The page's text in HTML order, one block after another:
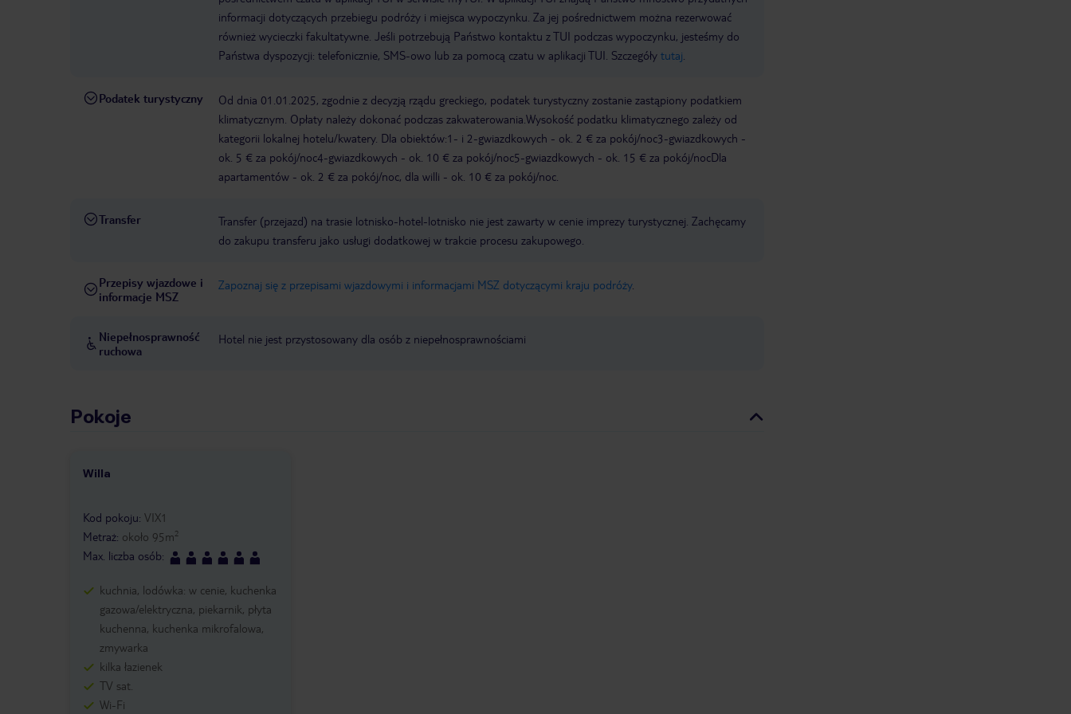
informacji dotyczących przebiegu podróży i miejsca wypoczynku. Za jej pośrednictwem można rezerwować
również wycieczki fakultatywne. Jeśli potrzebują Państwo kontaktu z TUI podczas wypoczynku, jesteśmy do
Państwa dyspozycji: telefonicznie, SMS-owo lub za pomocą czatu w aplikacji TUI. Szczegóły tutaj
Podatek turystyczny
Od dnia 01.01.2025, zgodnie z decyzją rządu greckiego, podatek turystyczny zostanie zastąpiony podatkiem
klimatycznym. Opłaty należy dokonać podczas zakwaterowania.Wysokość podatku klimatycznego zależy od
kategorii lokalnej hotelu/kwatery. Dla obiektów:1- i 2-gwiazdkowych - ok. 2 € za pokój/noc3-gwiazdkowych -
ok. 5 € za pokój/noc4-gwiazdkowych - ok. 10 € za pokój/noc5-gwiazdkowych - ok. 15 € za pokój/nocDla
apartamentów - ok. 2 € za pokój/noc, dla willi - ok. 10 € za pokój/noc.
Transfer
Transfer (przejazd) na trasie lotnisko-hotel-lotnisko nie jest zawarty w cenie imprezy turystycznej. Zachęcamy
do zakupu transferu jako usługi dodatkowej w trakcie procesu zakupowego.
Przepisy wjazdowe i
informacje MSZ
Zapoznaj się z przepisami wjazdowymi i informacjami MSZ dotyczącymi kraju podróży.
Niepełnosprawność
ruchowa
Hotel nie jest przystosowany dla osób z niepełnosprawnościami
Pokoje
Willa
1 /
Kod pokoju: VIX1
Metraż: około 95m2
Max. liczba osób:
kuchnia, lodówka: w cenie, kuchenka
gazowa/elektryczna, piekarnik, płyta
kuchenna, kuchenka mikrofalowa,
zmywarka
kilka łazienek
TV sat.
Wi-Fi